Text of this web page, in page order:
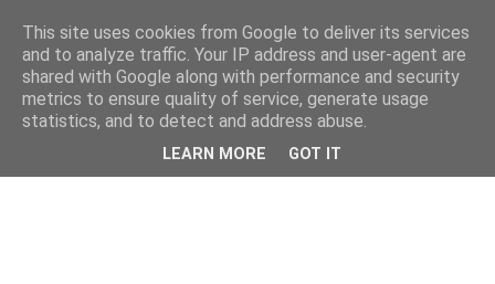
This site uses cookies from Google to deliver its services
and to analyze traffic. Your IP address and user-agent are
shared with Google along with performance and security
metrics to ensure quality of service, generate usage
statistics, and to detect and address abuse.
LEARN MORE GOT IT